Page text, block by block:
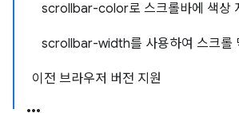
scrollbar-color로 스크롤바에 색상
scrollbar-width를 사용하여 스크롤
이전 브라우저 버전 지원